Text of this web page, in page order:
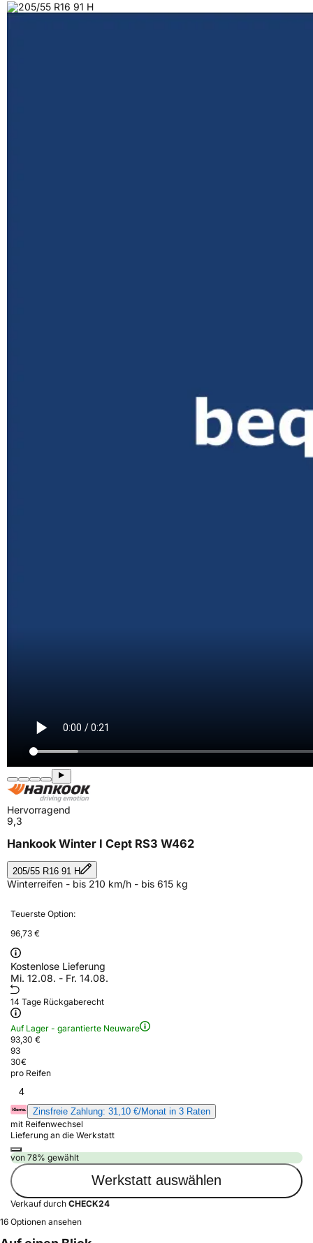
Hervorragend
9,3
Hankook Winter I Cept RS3 W462
205/55 R16 91 H
Winterreifen - bis 210 km/h - bis 615 kg
Teuerste Option:
96,73 €
Kostenlose Lieferung
Mi. 12.08. - Fr. 14.08.
14 Tage Rückgaberecht
Auf Lager - garantierte Neuware
93,30 €
93
30€
pro Reifen
4
Zinsfreie Zahlung: 31,10 €/Monat in 3 Raten
mit Reifenwechsel
Lieferung an die Werkstatt
von 78% gewählt
Werkstatt auswählen
Verkauf durch CHECK24
16 Optionen ansehen